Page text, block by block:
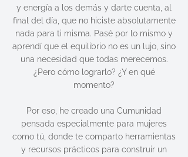
y energía a los demás y darte cuenta, al
final del día, que no hiciste absolutamente
nada para ti misma. Pasé por lo mismo y
aprendí que el equilibrio no es un lujo, sino
una necesidad que todas merecemos.
¿Pero cómo lograrlo? ¿Y en qué
momento?
Por eso, he creado una Cumunidad
pensada especialmente para mujeres
como tú, donde te comparto herramientas
y recursos prácticos para construir un